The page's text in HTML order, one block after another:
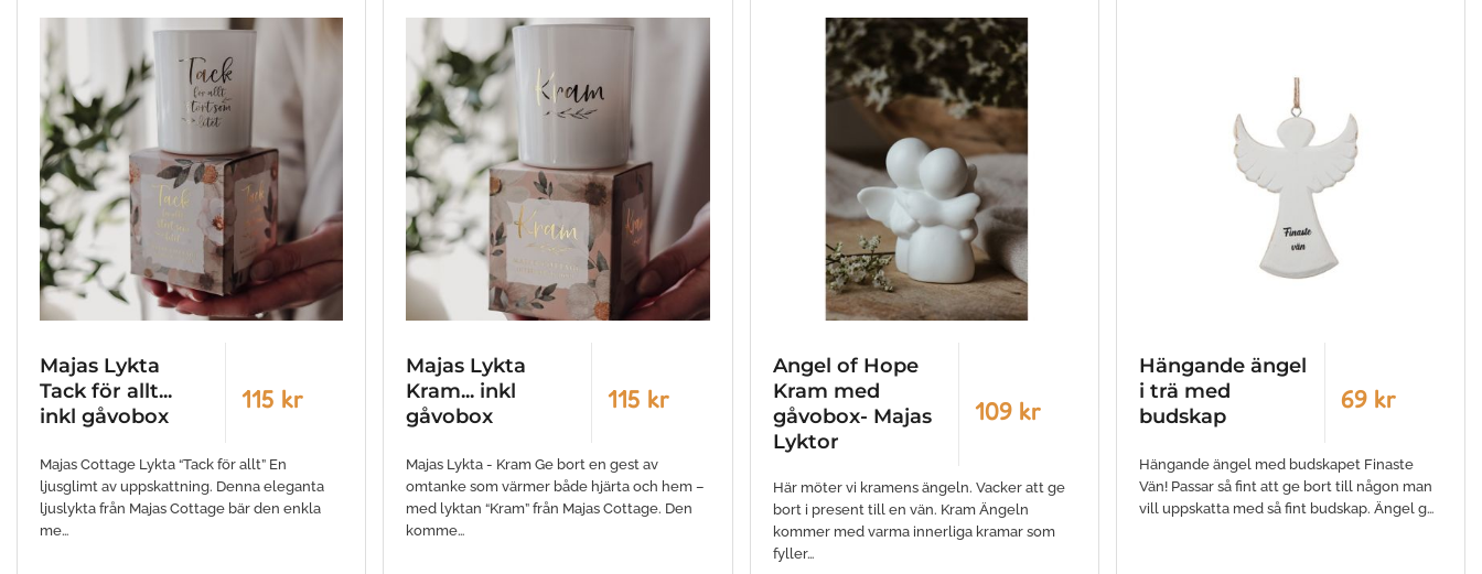
Majas Lykta
Tack för allt...
inkl gåvobox
115 kr
Majas Cottage Lykta “Tack för allt” En
ljusglimt av uppskattning. Denna eleganta
ljuslykta från Majas Cottage bär den enkla
me…
Majas Lykta
Kram... inkl
gåvobox
115 kr
Majas Lykta - Kram Ge bort en gest av
omtanke som värmer både hjärta och hem –
med lyktan “Kram” från Majas Cottage. Den
komme…
Angel of Hope
Kram med
gåvobox- Majas
Lyktor
109 kr
Här möter vi kramens ängeln. Vacker att ge
bort i present till en vän. Kram Ängeln
kommer med varma innerliga kramar som
fyller…
Hängande ängel
i trä med
budskap
69 kr
Hängande ängel med budskapet Finaste
Vän! Passar så fint att ge bort till någon man
vill uppskatta med så fint budskap. Ängel g…